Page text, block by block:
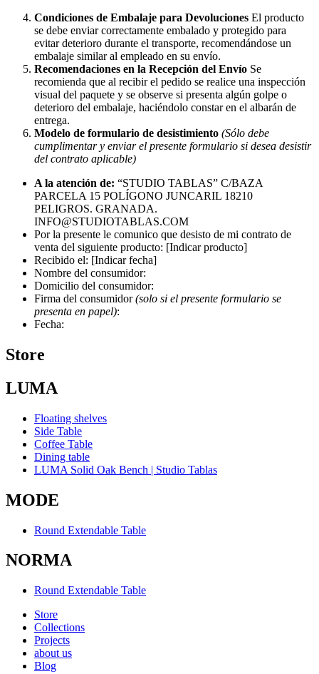
Condiciones de Embalaje para Devoluciones El producto
se debe enviar correctamente embalado y protegido para
evitar deterioro durante el transporte, recomendándose un
embalaje similar al empleado en su envío.
Recomendaciones en la Recepción del Envío Se
recomienda que al recibir el pedido se realice una inspección
visual del paquete y se observe si presenta algún golpe o
deterioro del embalaje, haciéndolo constar en el albarán de
entrega.
Modelo de formulario de desistimiento (Sólo debe
cumplimentar y enviar el presente formulario si desea desistir
del contrato aplicable)
A la atención de: “STUDIO TABLAS” C/BAZA
PARCELA 15 POLÍGONO JUNCARIL 18210
PELIGROS. GRANADA.
INFO@STUDIOTABLAS.COM
Por la presente le comunico que desisto de mi contrato de
venta del siguiente producto: [Indicar producto]
Recibido el: [Indicar fecha]
Nombre del consumidor:
Domicilio del consumidor:
Firma del consumidor(solo si el presente formulario se
presenta en papel):
Fecha:
Store
LUMA
Floating shelves
Side Table
Coffee Table
Dining table
LUMA Solid Oak Bench | Studio Tablas
MODE
Round Extendable Table
NORMA
Round Extendable Table
Store
Collections
Projects
about us
Blog